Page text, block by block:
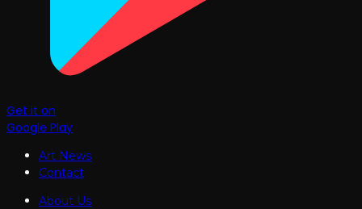
Get it on
Google Play
Art News
Contact
About Us